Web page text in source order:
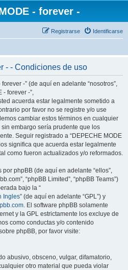
- forever -
Identificarse
Registrarse
- - Condiciones de uso
-” (de aquí en adelante “nosotros”,
- forever -”,
acuerda estar legalmente sometido a
por favor no se registre y/o use
cambiar estos términos en cualquier
embargo sería prudente que los
Seguir registrado a “DEPECHE MODE
significa que acuerda estar legalmente
como fueron actualizados y/o reformados.
phpBB (de aquí en adelante “ellos”,
“phpBB Limited”, “phpBB Teams”)
bajo la “
Ingles” (de aquí en adelante “GPL”) y
. El software phpBB solamente
y la GPL estrictamente los excluye de
como conductas y/o contenido
phpBB, por favor visite:
abusivo, obsceno, vulgar, difamatorio,
otro material que pueda violar